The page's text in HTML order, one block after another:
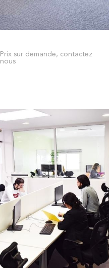
Prix sur demande, contactez
nous